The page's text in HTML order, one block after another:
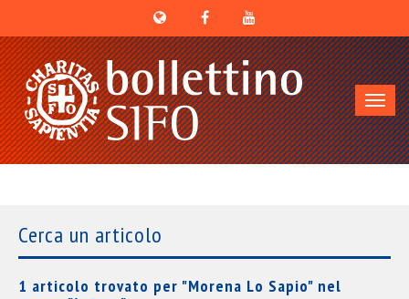
Cerca un articolo
1 articolo trovato per "Morena Lo Sapio" nel